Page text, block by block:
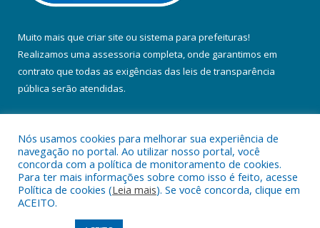
Muito mais que criar site ou sistema para prefeituras!
Realizamos uma assessoria completa, onde garantimos em
contrato que todas as exigências das leis de transparência
pública serão atendidas.
Todos os direitos reservados a Prefeitura Municipal de Colares.
Nós usamos cookies para melhorar sua experiência de
navegação no portal. Ao utilizar nosso portal, você
concorda com a política de monitoramento de cookies.
Para ter mais informações sobre como isso é feito, acesse
Política de cookies (Leia mais). Se você concorda, clique em
ACEITO.